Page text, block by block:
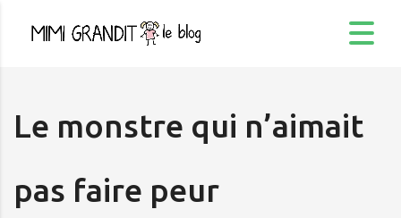
Le monstre qui n’aimait
pas faire peur